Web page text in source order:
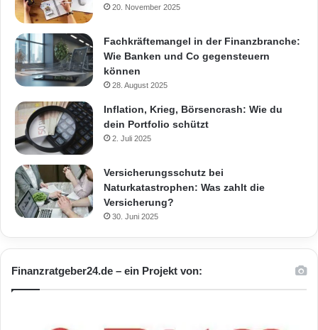
20. November 2025
Fachkräftemangel in der Finanzbranche:
Wie Banken und Co gegensteuern
können
28. August 2025
Inflation, Krieg, Börsencrash: Wie du
dein Portfolio schützt
2. Juli 2025
Versicherungsschutz bei
Naturkatastrophen: Was zahlt die
Versicherung?
30. Juni 2025
Finanzratgeber24.de – ein Projekt von: